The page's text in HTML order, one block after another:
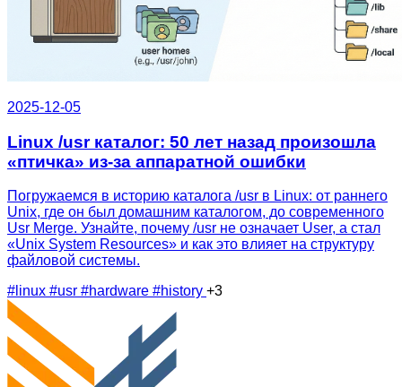
2025-12-05
Linux /usr каталог: 50 лет назад произошла
«птичка» из-за аппаратной ошибки
Погружаемся в историю каталога /usr в Linux: от раннего
Unix, где он был домашним каталогом, до современного
Usr Merge. Узнайте, почему /usr не означает User, а стал
«Unix System Resources» и как это влияет на структуру
файловой системы.
#linux #usr #hardware #history +3